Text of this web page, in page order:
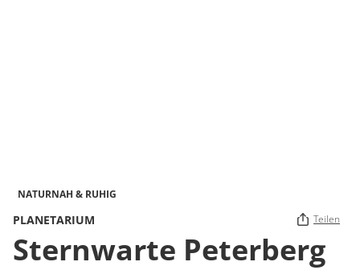
NATURNAH & RUHIG
PLANETARIUM Teilen
Sternwarte Peterberg